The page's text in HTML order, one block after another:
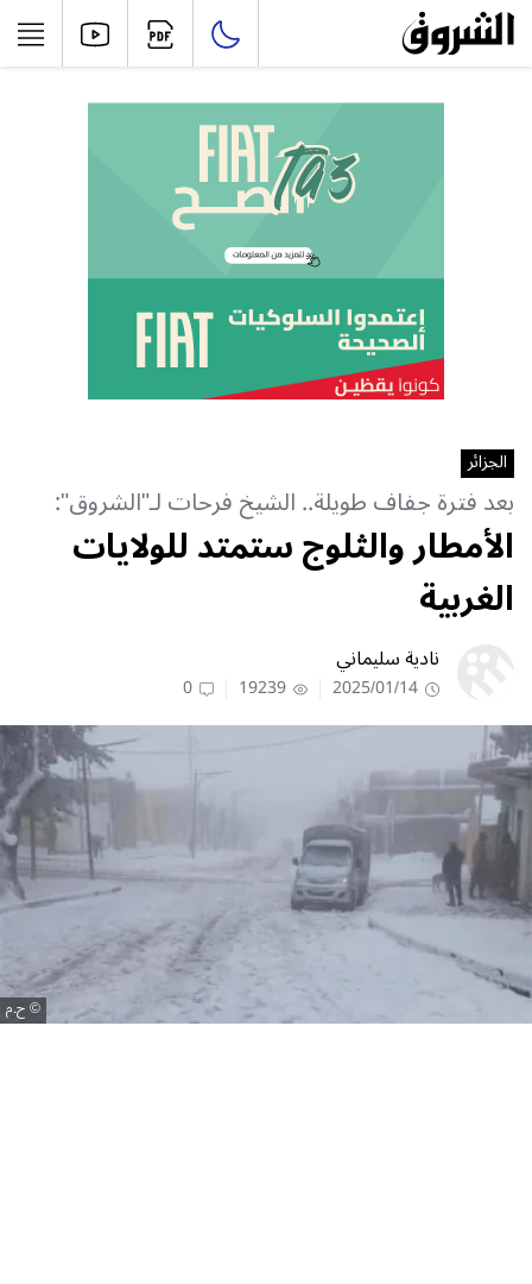
الجزائر
بعد فترة جفاف طويلة.. الشيخ فرحات لـ"الشروق":
الأمطار والثلوج ستمتد للولايات
الغربية
نادية سليماني
2025/01/14
19239
0
ح.م